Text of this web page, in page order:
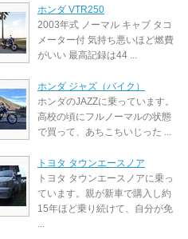
ホンダ VTR250
2003年式 ノーマル キャブ タコ
メーター付 気持ち悪いほど燃費
がいい 最高記録は44 ...
ホンダ ジャズ（バイク）
ホンダのJAZZに乗っています。
高校の頃にフルノーマルの状態
で買って、あちこちいじった ...
トヨタ タウンエースノア
トヨタ タウンエースノアに乗っ
ています。親が新車で購入し約
15年ほど乗り続けて、自分が免
...